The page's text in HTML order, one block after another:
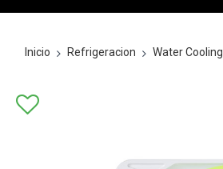
Inicio Refrigeracion Water Cooling